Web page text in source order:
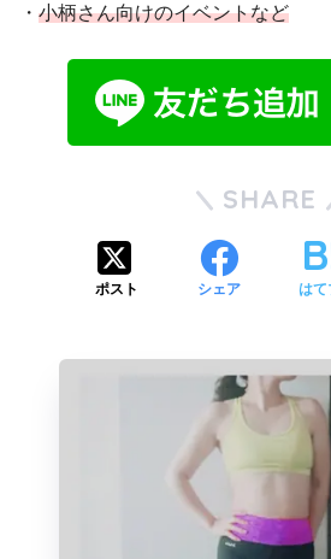
・ 小柄さん向けのイベントなど
SHARE
ポスト シェア はて